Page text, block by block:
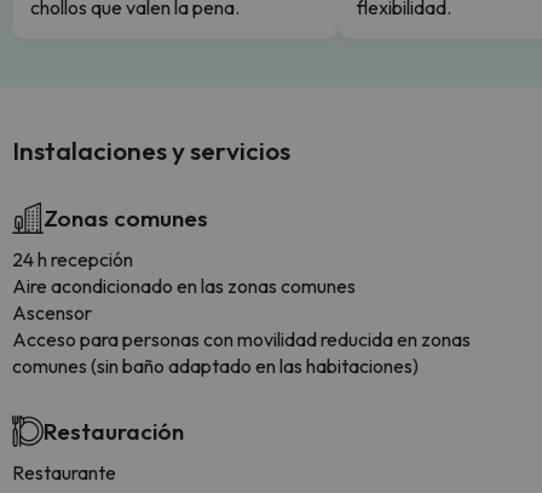
chollos que valen la pena.
flexibilidad.
Instalaciones y servicios
Zonas comunes
24 h recepción
Aire acondicionado en las zonas comunes
Ascensor
Acceso para personas con movilidad reducida en zonas
comunes (sin baño adaptado en las habitaciones)
Restauración
Restaurante